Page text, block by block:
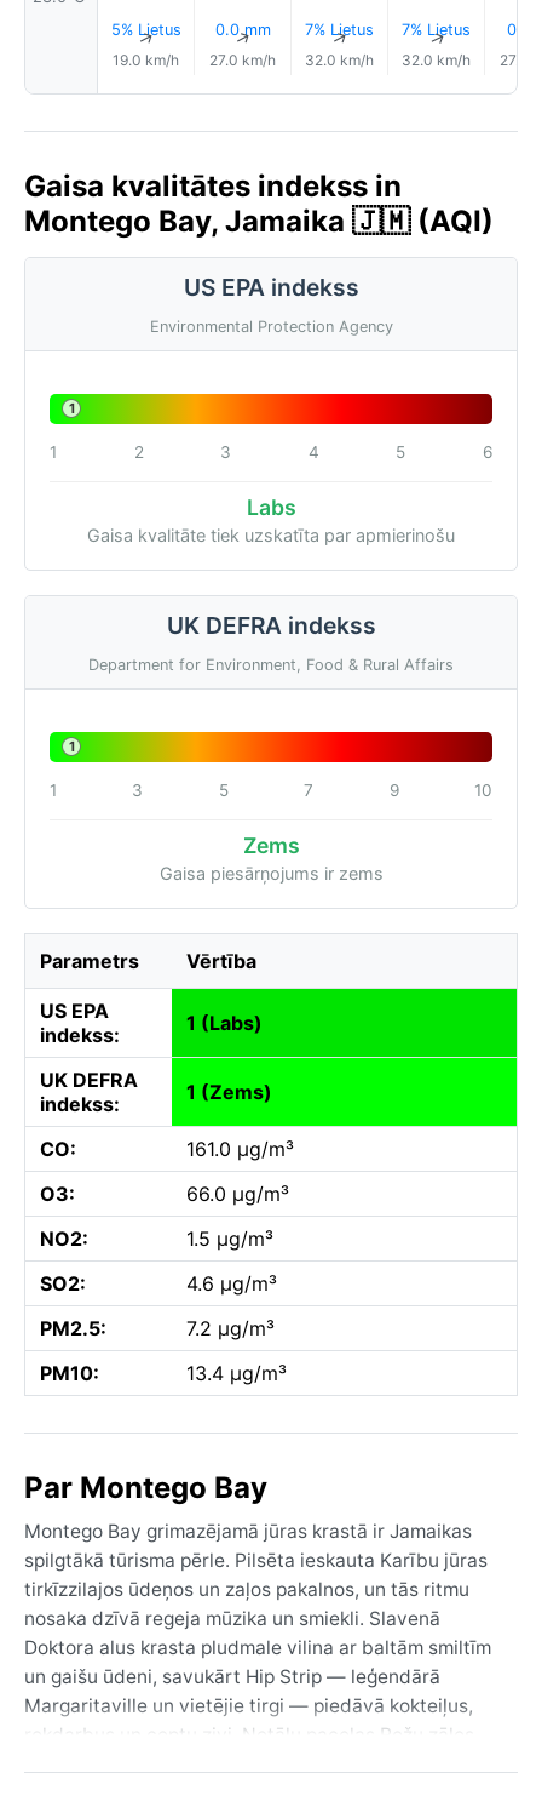
5% Lietus
↑
19.0 km/h
0.0 mm
↑
27.0 km/h
7% Lietus
↑
32.0 km/h
7% Lietus
↑
32.0 km/h
0.1
27.0
Gaisa kvalitātes indekss in
Montego Bay, Jamaika 🇯🇲 (AQI)
US EPA indekss
Environmental Protection Agency
1
1 2 3 4 5 6
Labs
Gaisa kvalitāte tiek uzskatīta par apmierinošu
UK DEFRA indekss
Department for Environment, Food & Rural Affairs
1
1 3 5 7 9 10
Zems
Gaisa piesārņojums ir zems
Parametrs Vērtība
US EPA
indekss:
1 (Labs)
UK DEFRA
indekss:
1 (Zems)
CO:
161.0 µg/m³
O3:
66.0 µg/m³
NO2:
1.5 µg/m³
SO2:
4.6 µg/m³
PM2.5:
7.2 µg/m³
PM10:
13.4 µg/m³
Par Montego Bay
Montego Bay grimazējamā jūras krastā ir Jamaikas
spilgtākā tūrisma pērle. Pilsēta ieskauta Karību jūras
tirkīzzilajos ūdeņos un zaļos pakalnos, un tās ritmu
nosaka dzīvā regeja mūzika un smiekli. Slavenā
Doktora alus krasta pludmale vilina ar baltām smiltīm
un gaišu ūdeni, savukārt Hip Strip — leģendārā
Margaritaville un vietējie tirgi — piedāvā kokteiļus,
rokdarbus un ceptu zivi. Netālu paceļas Rožu zāles